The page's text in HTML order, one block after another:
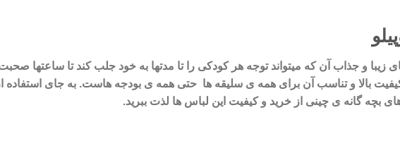
زیبا و جذاب آن که میتواند توجه هر کودکی را تا مدتها به خود جلب کند تا ساعتها
کیفیت بالا و تناسب آن برای همه ی سلیقه ها حتی همه ی بودجه هاست. به جای استفاده
بچه گانه ی چینی از خرید و کیفیت این لباس ها لذت ببرید.